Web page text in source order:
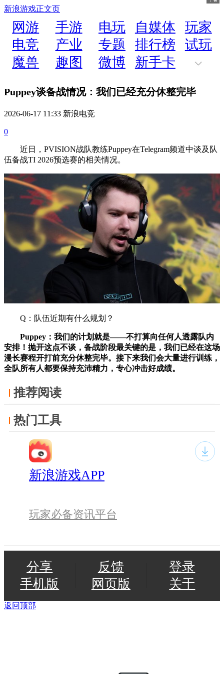
新浪游戏正文页
网游 手游 电玩 自媒体
玩家
电竞
产业 专题 排行榜
试玩
魔兽
趣图 微博 新手卡
Puppey谈备战情况：我们已经充分休整完毕
2026-06-17 11:33 新浪电竞
0
近日，PVISION战队教练Puppey在Telegram频道中谈及队
伍备战TI 2026预选赛的相关情况。
Q：队伍近期有什么规划？
Puppey：我们的计划就是——不打算向任何人透露队内
安排！抛开这点不谈，备战阶段最关键的是，我们已经在这场
漫长赛程开打前充分休整完毕。接下来我们会大量进行训练，
全队所有人都要保持充沛精力，专心冲击好成绩。
推荐阅读
热门工具
新浪游戏APP
玩家必备资讯平台
分享
手机版
反馈
网页版
登录
关于
返回顶部